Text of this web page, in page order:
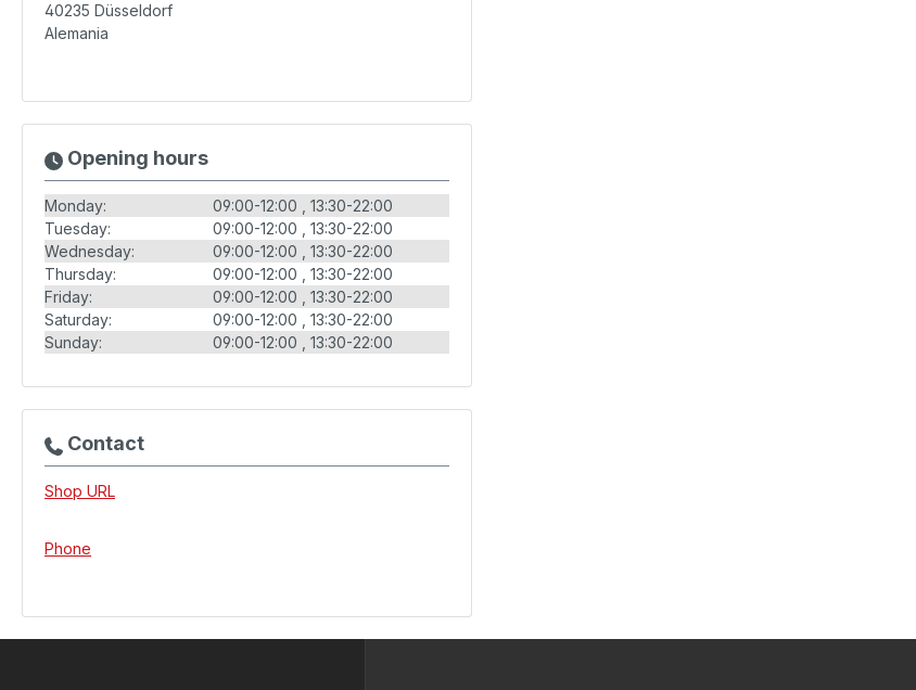
40235 Düsseldorf
Alemania
Opening hours
Monday: 09:00-12:00
13:30-22:00
Tuesday:
09:00-12:00
13:30-22:00
Wednesday:
09:00-12:00
13:30-22:00
Thursday:
09:00-12:00
13:30-22:00
Friday:
09:00-12:00
13:30-22:00
Saturday:
09:00-12:00
13:30-22:00
Sunday:
09:00-12:00 13:30-22:00
Contact
Shop URL
Phone